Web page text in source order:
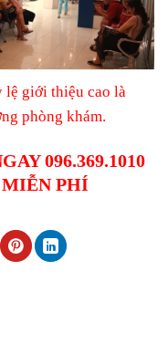
thiệu cao là
phòng khám.
096.369.1010
PHÍ